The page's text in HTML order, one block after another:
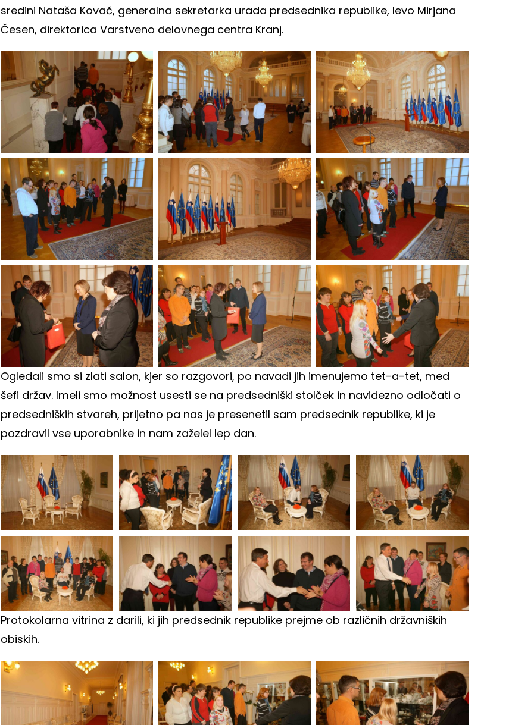
sredini Nataša Kovač, generalna sekretarka urada predsednika republike, levo Mirjana
Česen, direktorica Varstveno delovnega centra Kranj.
Ogledali smo si zlati salon, kjer so razgovori, po navadi jih imenujemo tet-a-tet, med
šefi držav. Imeli smo možnost usesti se na predsedniški stolček in navidezno odločati o
predsedniških stvareh, prijetno pa nas je presenetil sam predsednik republike, ki je
pozdravil vse uporabnike in nam zaželel lep dan.
Protokolarna vitrina z darili, ki jih predsednik republike prejme ob različnih državniških
obiskih.